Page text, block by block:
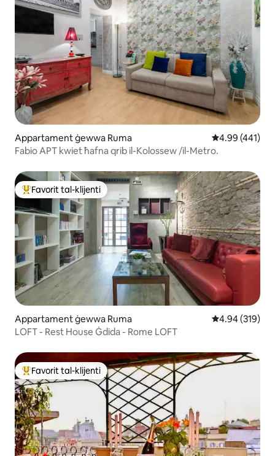
Appartament ġewwa Ruma Rating medju
4.99 (441)
Fabio APT kwiet ħafna qrib il-Kolossew /il-Metro.
Wieħed mill-aqwa favoriti tal-klijenti
Favorit tal-klijenti
Appartament ġewwa Ruma Rating medju
4.94 (319)
LOFT - Rest House Ġdida - Rome LOFT
Wieħed mill-aqwa favoriti tal-klijenti
Favorit tal-klijenti